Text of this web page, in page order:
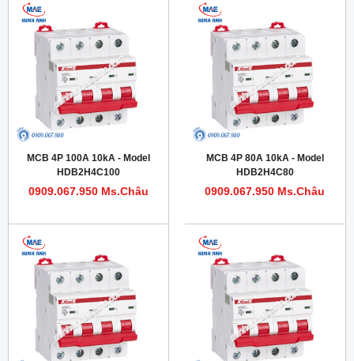
MCB 4P 100A 10kA - Model
HDB2H4C100
0909.067.950 Ms.Châu
MCB 4P 80A 10kA - Model
HDB2H4C80
0909.067.950 Ms.Châu